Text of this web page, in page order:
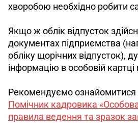
хворобою необхідно робити
Якщо ж облік відпусток
документах підприємства
обліку щорічних відпусток),
інформацію в особовій
Рекомендуємо
Помічник кадровика
правила ведення та зразок